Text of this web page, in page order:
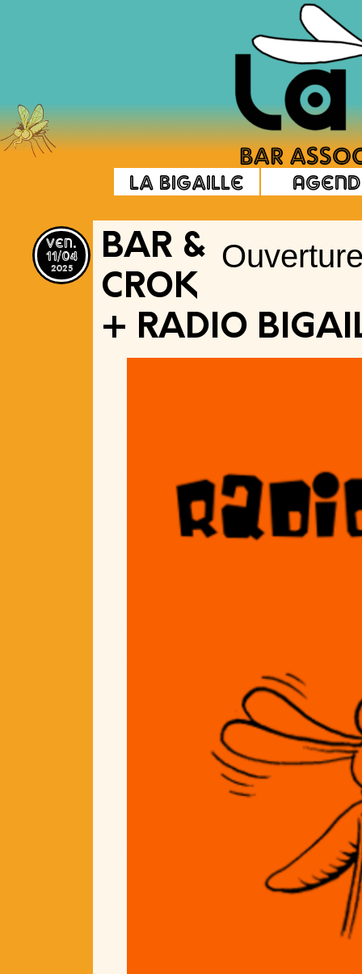
La Bigaille
ven.
11/04
2025
BAR &
CROK
+ RADIO